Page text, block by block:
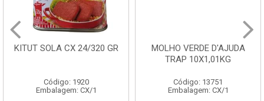
GR
MOLHO VERDE D'AJUDA
Código: 13751
Embalagem: CX/1
FRUTAS
CX 10KG
Código: 1785
Embalagem: